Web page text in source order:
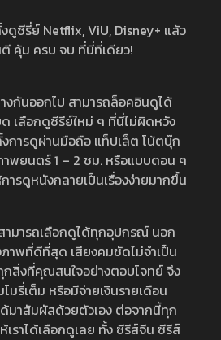
ซีรี่ย์ Netflix, ViU, Disney+ แล้ว
ตี คุ้ม ครบ จบ ที่นี่ที่เดียว!
งกันออกไป สามารถล็อคอินดูได้
เลือกดูซีรีย์ใหม่ ๆ ที่นี่ไม่ผิดหวัง
การดูผ่านมือถือ แท็ปเล็ต โน้ตบุ๊ก
าพยนตร์ 1 – 2 ชม. หรือแบบตอน ๆ
รดูหนังกลายเป็นเรื่องง่ายมากขึ้น
ามารถเลือกดูได้ทุกอุปกรณ์ นอก
าพที่ดีที่สุด เสียงคมชัดไม่จำเป็น
กสิ่งที่คุณสนใจอย่างตอบโจทย์ จึง
มรี่เต็ม หรือมีจ่ายเงินรายเดือน
มาสัมผัสด้วยตัวเอง ต่อจากนี้ทุก
ราได้เลือกดูเลย ทั้ง ซีรีส์จีน ซีรีส์